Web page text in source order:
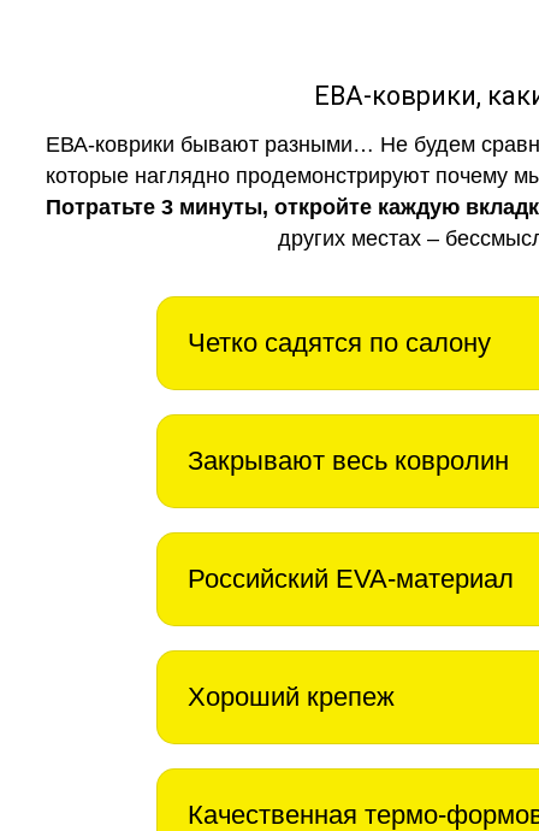
ЕВА-коврики,
ЕВА-коврики бывают разными… Не будем
которые наглядно продемонстрируют почему
Потратьте 3 минуты, откройте каждую
других местах –
Четко садятся по салону
Закрывают весь ковролин
Российский EVA-материал
Хороший крепеж
Качественная термо-